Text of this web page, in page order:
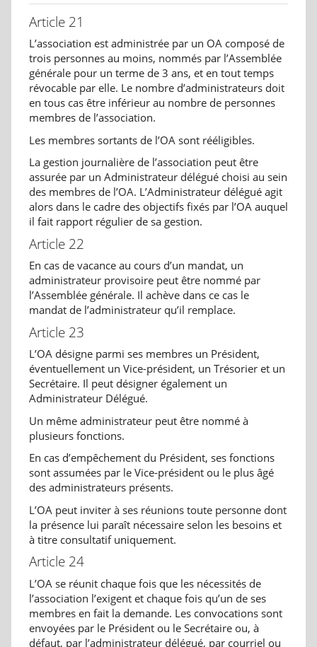
Article 21
L’association est administrée par un OA composé de
trois personnes au moins, nommés par l’Assemblée
générale pour un terme de 3 ans, et en tout temps
révocable par elle. Le nombre d’administrateurs doit
en tous cas être inférieur au nombre de personnes
membres de l’association.
Les membres sortants de l’OA sont rééligibles.
La gestion journalière de l’association peut être
assurée par un Administrateur délégué choisi au sein
des membres de l’OA. L’Administrateur délégué agit
alors dans le cadre des objectifs fixés par l’OA auquel
il fait rapport régulier de sa gestion.
Article 22
En cas de vacance au cours d’un mandat, un
administrateur provisoire peut être nommé par
l’Assemblée générale. Il achève dans ce cas le
mandat de l’administrateur qu’il remplace.
Article 23
L’OA désigne parmi ses membres un Président,
éventuellement un Vice-président, un Trésorier et un
Secrétaire. Il peut désigner également un
Administrateur Délégué.
Un même administrateur peut être nommé à
plusieurs fonctions.
En cas d’empêchement du Président, ses fonctions
sont assumées par le Vice-président ou le plus âgé
des administrateurs présents.
L’OA peut inviter à ses réunions toute personne dont
la présence lui paraît nécessaire selon les besoins et
à titre consultatif uniquement.
Article 24
L’OA se réunit chaque fois que les nécessités de
l’association l’exigent et chaque fois qu’un de ses
membres en fait la demande. Les convocations sont
envoyées par le Président ou le Secrétaire ou, à
défaut, par l’administrateur délégué, par courriel ou